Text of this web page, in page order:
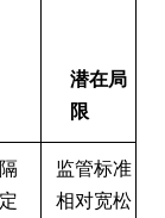
潜在局
限
监管标准
相对宽松